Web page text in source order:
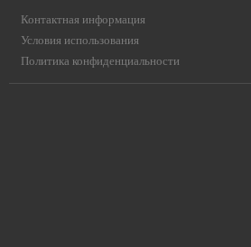
Контактная информация
Условия использования
Политика конфиденциальности